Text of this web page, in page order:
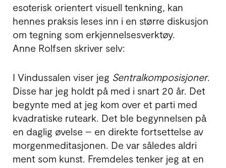
esoterisk orientert visuell tenkning, kan
hennes praksis leses inn i en større diskusjon
om tegning som erkjen­nelses­verktøy.
Anne Rolfsen skriver selv:
I Vindussalen viser jeg Sentralkomposisjoner.
Disse har jeg holdt på med i snart 20 år. Det
begynte med at jeg kom over et parti med
kvad­ratiske ruteark. Det ble begynnelsen på
en daglig øvelse – en direkte fortsettelse av
morgen­meditasjonen. De var således aldri
ment som kunst. Fremdeles tenker jeg at en